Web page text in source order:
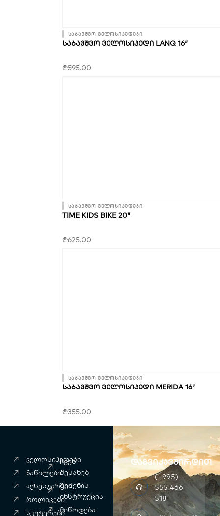
საბავშვო ველოსიპედები
ᲡᲐᲑᲐᲕᲨᲕᲝ ᲕᲔᲚᲝᲡᲘᲞᲔᲓᲘ LANQ 16″
₾595.00
საბავშვო ველოსიპედები
TIME KIDS BIKE 20″
₾625.00
საბავშვო ველოსიპედები
ᲡᲐᲑᲐᲕᲨᲕᲝ ᲕᲔᲚᲝᲡᲘᲞᲔᲓᲘ MERIDA 16″
₾355.00
ველოსიპედები
ნაწილები
აქსესუარები
როლიკები
სკუტერები
ჩვენ
შესახებ
შეძენის
ინსტრუქცია
მიწოდება
დაგვიკავშირდით
(+995)
555 466
518